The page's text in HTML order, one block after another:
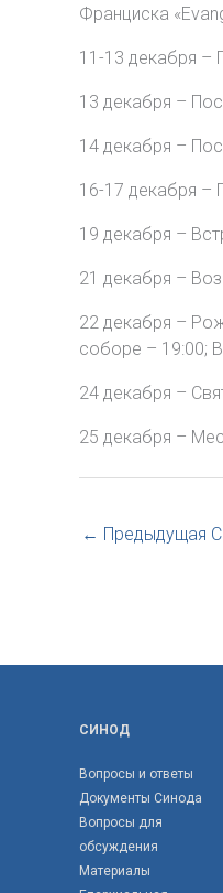
Франциска
11-13 декабря –
13 декабря –
14 декабря –
16-17 декабря –
19 декабря –
21 декабря –
22 декабря –
соборе – 19:00;
24 декабря –
25 декабря –
← Предыдущая
СИНОД
Вопросы и ответы
Документы Синода
Вопросы для
обсуждения
Материалы